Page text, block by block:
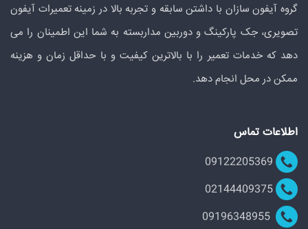
گروه آیفون سازان با داشتن سابقه و تجربه بالا در زمینه تعمیرات آیفون
تصویری، جک پارکینگ و دوربین مداربسته به شما این اطمینان را می
دهد که خدمات تعمیر را با بالاترین کیفیت و با حداقل زمان و هزینه
ممکن در محل انجام دهد.
اطلاعات تماس